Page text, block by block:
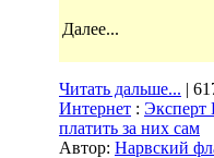
Далее...
Читать дальше... |
Интернет : Эксперт
платить за них сам
Автор: Нарвский